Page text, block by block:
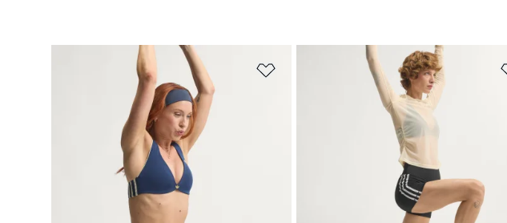
เพิ่มไปยังรายการสินค้าโปรด